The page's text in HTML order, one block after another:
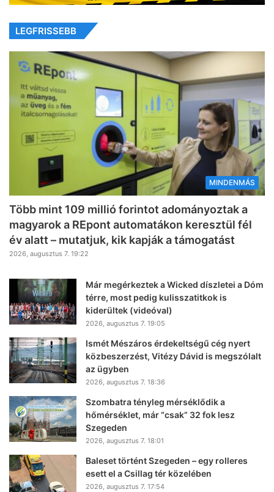
LEGFRISSEBB
MINDENMÁS
Több mint 109 millió forintot adományoztak a
magyarok a REpont automatákon keresztül fél
év alatt – mutatjuk, kik kapják a támogatást
2026, augusztus 7. 19:22
Már megérkeztek a Wicked díszletei a Dóm
térre, most pedig kulisszatitkok is
kiderültek (videóval)
2026, augusztus 7. 19:05
Ismét Mészáros érdekeltségű cég nyert
közbeszerzést, Vitézy Dávid is megszólalt
az ügyben
2026, augusztus 7. 18:36
Szombatra tényleg mérséklődik a
hőmérséklet, már “csak” 32 fok lesz
Szegeden
2026, augusztus 7. 18:01
Baleset történt Szegeden – egy rolleres
esett el a Csillag tér közelében
2026, augusztus 7. 17:54